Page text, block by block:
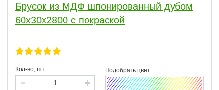
Брусок из МДФ шпонированный дубом
60х30х2800 с покраской
Кол-во, шт.